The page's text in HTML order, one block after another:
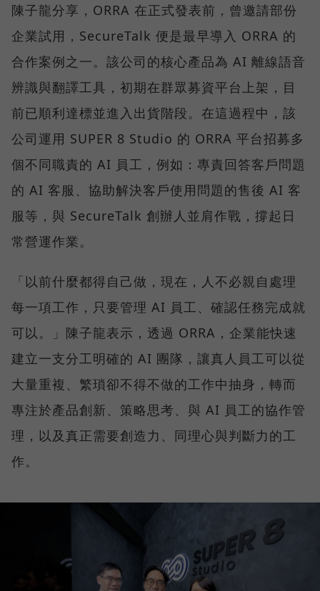
陳子龍分享，ORRA 在正式發表前，曾邀請部份
企業試用，SecureTalk 便是最早導入 ORRA 的
合作案例之一。該公司的核心產品為 AI 離線語音
辨識與翻譯工具，初期在群眾募資平台上架，目
前已順利達標並進入出貨階段。在這過程中，該
公司運用 SUPER 8 Studio 的 ORRA 平台招募多
個不同職責的 AI 員工，例如：專責回答客戶問題
的 AI 客服、協助解決客戶使用問題的售後 AI 客
服等，與 SecureTalk 創辦人並肩作戰，撐起日
常營運作業。
「以前什麼都得自己做，現在，人不必親自處理
每一項工作，只要管理 AI 員工、確認任務完成就
可以。」陳子龍表示，透過 ORRA，企業能快速
建立一支分工明確的 AI 團隊，讓真人員工可以從
大量重複、繁瑣卻不得不做的工作中抽身，轉而
專注於產品創新、策略思考、與 AI 員工的協作管
理，以及真正需要創造力、同理心與判斷力的工
作。